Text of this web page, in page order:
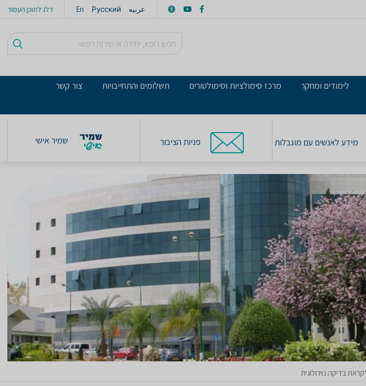
דלג לתוכן העמוד En Русский عربيه
לימודים ומחקר מרכז סימולציות וסימולטורים תשלומים והתחייבויות
צור קשר
מידע לאנשים עם מוגבלות פניות הציבור שמיר אישי
בדיקה נוירולוגית